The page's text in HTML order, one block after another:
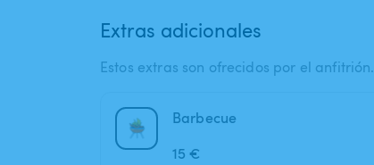
Extras adicionales
Estos extras son ofrecidos por el anfitrión.
Barbecue
15 €